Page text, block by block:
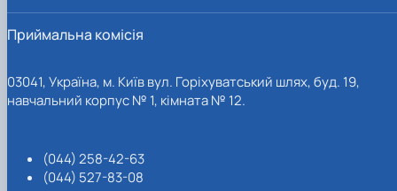
Приймальна комісія
03041, Україна, м. Київ вул. Горіхуватський шлях, буд. 19,
навчальний корпус № 1, кімната № 12.
(044) 258-42-63
(044) 527-83-08